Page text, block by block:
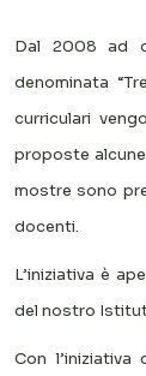
Dal 2008 ad
denominata
curriculari
proposte
mostre sono
docenti.
L’iniziativa è
del nostro
Con